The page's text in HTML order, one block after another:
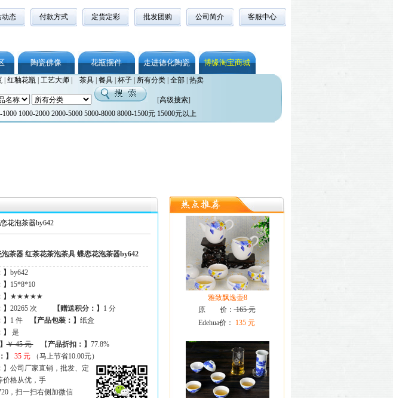
动态 付款方式 定货定彩 批发团购 公司简介 客服中心
陶瓷佛像 花瓶摆件 走进德化陶瓷 博缘淘宝商城
| 红釉花瓶| 工艺大师| 茶具| 餐具| 杯子| 所有分类| 全部| 热卖
[高级搜索]
1000 1000-2000 2000-5000 5000-8000 8000-1500元 15000元以上
花泡茶器by642
茶器 红茶花茶泡茶具 蝶恋花泡茶器by642
by642
15*8*10
★★★★★
20265 次 【赠送积分：】
1 分
1 件【产品包装：】 纸盒
】
是
】￥ 45 元【 产品折扣： 】 77.8%
】
35 元
（马上节省10.00元）
】公司厂家直销，批发、定
价格从优，手
，扫一扫右侧加微信
雅致飘逸壶8
原 价：165 元
Edehua价：
135 元